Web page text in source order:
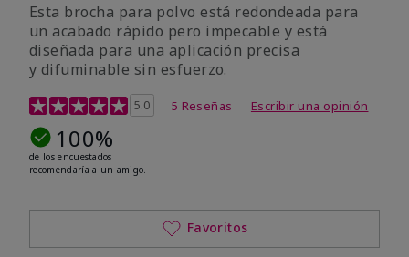
Esta brocha para polvo está redondeada para
un acabado rápido pero impecable y está
diseñada para una aplicación precisa
y difuminable sin esfuerzo.
Calificación de clientes de 5 de 5
5.0 5 Reseñas Escribir una opinión
100%
de los encuestados
recomendaría a un amigo.
Favoritos